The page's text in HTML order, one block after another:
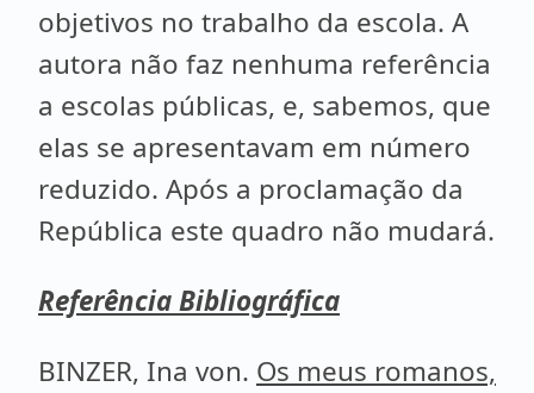
objetivos no trabalho da escola. A
autora não faz nenhuma referência
a escolas públicas, e, sabemos, que
elas se apresentavam em número
reduzido. Após a proclamação da
República este quadro não mudará.
Referência Bibliográfica
BINZER, Ina von. Os meus romanos,